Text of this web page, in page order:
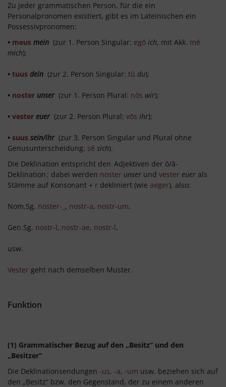
Zu jeder grammatischen Person, für die ein
Personalpronomen existiert, gibt es im Lateinischen ein
Possessivpronomen:
• meus mein (zur 1. Person Singular: egō ich, mit Akk. mē
mich);
• tuus dein (zur 2. Person Singular: tū du);
• noster unser(zur 1. Person Plural: nōs wir);
• vester euer(zur 2. Person Plural: vōs ihr);
• suus sein/ihr(zur 3. Person Singular und Plural ohne
Genusunterscheidung: sē sich).
Die Deklination entspricht den Adjektiven der ō/ā-
Deklination ; dabei werden noster unser undvester euer als
Stämme auf Konsonant + r dekliniert (wie aeger), also:
Nom.Sg. noster-_ , nostr-a, nostr-um,
Gen.Sg. nostr-ī, nostr-ae, nostr-ī,
usw.
Vester geht nach demselben Muster.
Funktion
(1) Grammatischer Bezug auf den „Besitz“ und den
„Besitzer“
Die Deklinationsendungen -us, -a, -um usw. beziehen sich auf
den „Besitz“ bzw. den Gegenstand, der zu einem anderen